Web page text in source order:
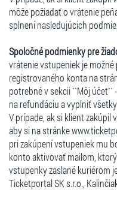
môže požiadať o vrátenie
splnení nasledujúcich
Spoločné podmienky pre
vrátenie vstupeniek je
registrovaného konta na
potrebné v sekcii ``Môj
na refundáciu a vyplniť
V prípade, ak si klient zakúpil
aby si na stránke
pri zakúpení vstupeniek mu
konto aktivovať mailom,
vstupenky zaslané kuriérom
Ticketportal SK s.r.o.,